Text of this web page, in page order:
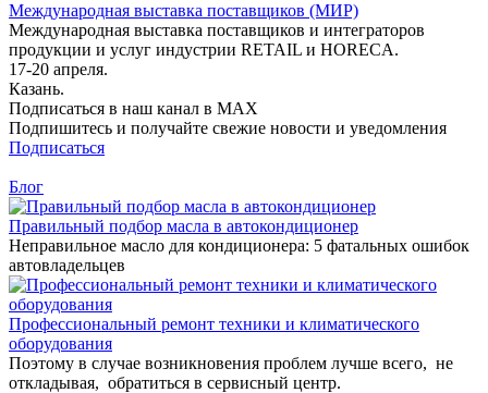
Международная выставка поставщиков (МИР)
Международная выставка поставщиков и интеграторов
продукции и услуг индустрии RETAIL и HORECA.
17-20 апреля.
Казань.
Подписаться в наш канал в MAX
Подпишитесь и получайте свежие новости и уведомления
Подписаться
Блог
Правильный подбор масла в автокондиционер
Неправильное масло для кондиционера: 5 фатальных ошибок
автовладельцев
Профессиональный ремонт техники и климатического
оборудования
Поэтому в случае возникновения проблем лучше всего, не
откладывая, обратиться в сервисный центр.